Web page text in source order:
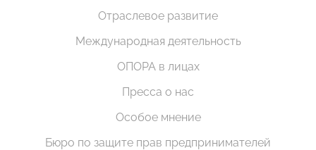
Отраслевое развитие
Международная деятельность
ОПОРА в лицах
Пресса о нас
Особое мнение
Бюро по защите прав предпринимателей